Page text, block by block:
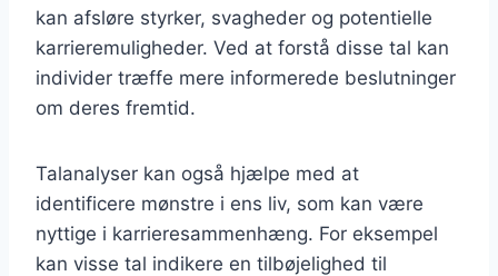
kan afsløre styrker, svagheder og potentielle
karrieremuligheder. Ved at forstå disse tal kan
individer træffe mere informerede beslutninger
om deres fremtid.
Talanalyser kan også hjælpe med at
identificere mønstre i ens liv, som kan være
nyttige i karrieresammenhæng. For eksempel
kan visse tal indikere en tilbøjelighed til